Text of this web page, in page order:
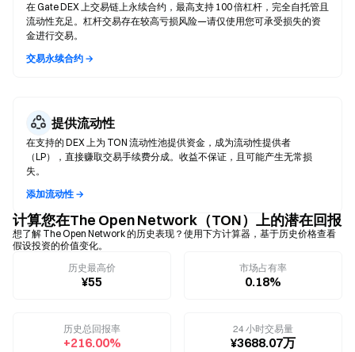
在 Gate DEX 上交易链上永续合约，最高支持 100 倍杠杆，完全自托管且
流动性充足。杠杆交易存在较高亏损风险—请仅使用您可承受损失的资
金进行交易。
交易永续合约 →
提供流动性
在支持的 DEX 上为 TON 流动性池提供资金，成为流动性提供者
（LP），直接赚取交易手续费分成。收益不保证，且可能产生无常损
失。
添加流动性 →
计算您在The Open Network（TON）上的潜在回报
想了解 The Open Network 的历史表现？使用下方计算器，基于历史价格查看
假设投资的价值变化。
历史最高价
¥55
市场占有率
0.18%
历史总回报率
+216.00%
24 小时交易量
¥3688.07万